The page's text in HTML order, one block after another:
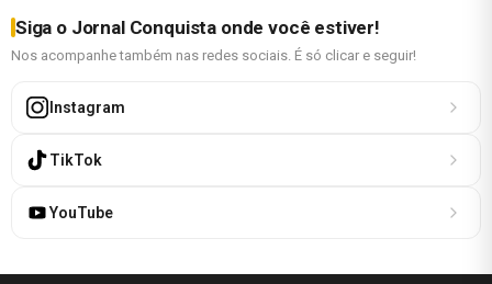
Siga o Jornal Conquista onde você estiver!
Nos acompanhe também nas redes sociais. É só clicar e seguir!
Instagram
TikTok
YouTube